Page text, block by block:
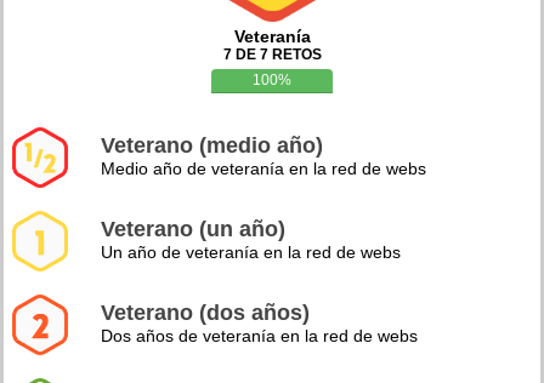
Veteranía
7 DE 7 RETOS
100%
Veterano (medio año)
Medio año de veteranía en la red de webs
Veterano (un año)
Un año de veteranía en la red de webs
Veterano (dos años)
Dos años de veteranía en la red de webs